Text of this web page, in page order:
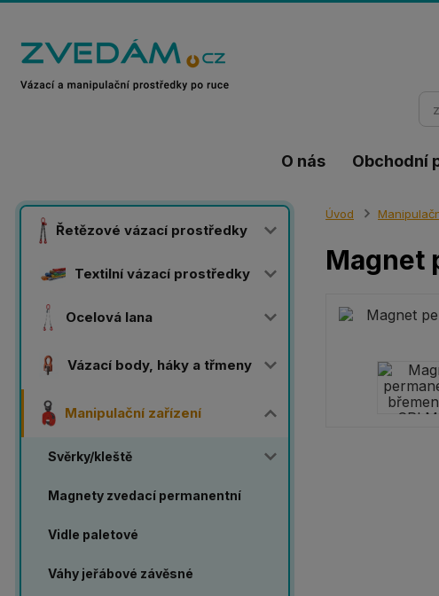
O nás Obchodní
Řetězové vázací prostředky
Textilní vázací prostředky
Ocelová lana
Vázací body, háky a třmeny
Manipulační zařízení
Svěrky/kleště
Magnety zvedací permanentní
Vidle paletové
Váhy jeřábové závěsné
Úvod
Magnet